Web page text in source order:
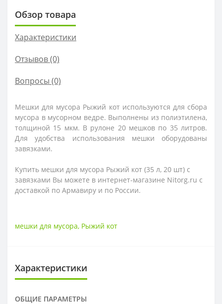
Обзор товара
Характеристики
Отзывов (0)
Вопросы (0)
Мешки для мусора Рыжий кот используются для сбора
мусора в мусорном ведре. Выполнены из полиэтилена,
толщиной 15 мкм. В рулоне 20 мешков по 35 литров.
Для удобства использования мешки оборудованы
завязками.
Купить мешки для мусора Рыжий кот (35 л, 20 шт) с
завязками Вы можете в интернет-магазине Nitorg.ru с
доставкой по Армавиру и по России.
мешки для мусора, Рыжий кот
Характеристики
ОБЩИЕ ПАРАМЕТРЫ